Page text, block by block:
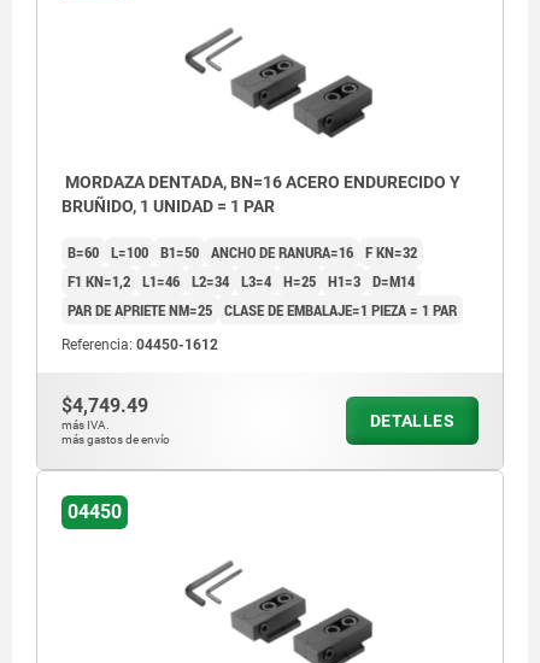
MORDAZA DENTADA, BN=16 ACERO ENDURECIDO Y
BRUÑIDO, 1 UNIDAD = 1 PAR
B=60 L=100 B1=50 ANCHO DE RANURA=16 F KN=32
F1 KN=1,2 L1=46 L2=34 L3=4 H=25 H1=3 D=M14
PAR DE APRIETE NM=25 CLASE DE EMBALAJE=1 PIEZA = 1 PAR
Referencia: 04450-1612
$4,749.49
más IVA.
más gastos de envío
DETALLES
04450